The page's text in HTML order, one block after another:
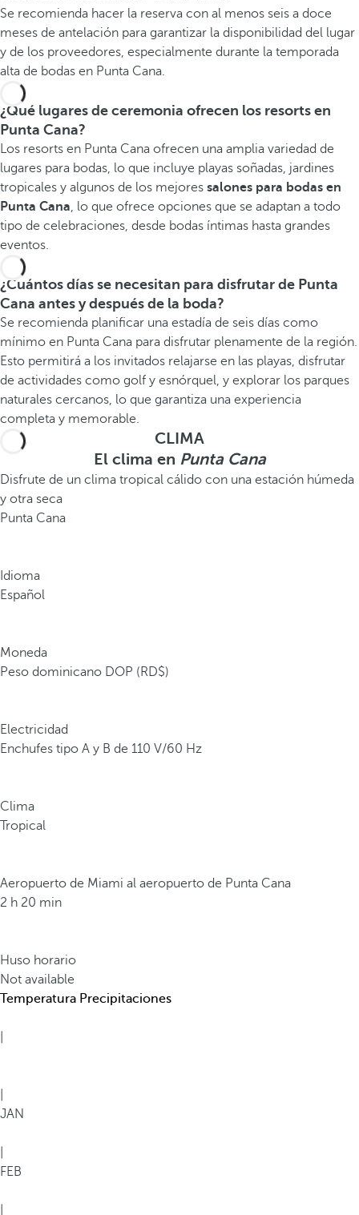
Se recomienda hacer la reserva con al menos seis a doce
meses de antelación para garantizar la disponibilidad del lugar
y de los proveedores, especialmente durante la temporada
alta de bodas en Punta Cana.
¿Qué lugares de ceremonia ofrecen los resorts en
Punta Cana?
Los resorts en Punta Cana ofrecen una amplia variedad de
lugares para bodas, lo que incluye playas soñadas, jardines
tropicales y algunos de los mejores salones para bodas en
Punta Cana, lo que ofrece opciones que se adaptan a todo
tipo de celebraciones, desde bodas íntimas hasta grandes
eventos.
¿Cuántos días se necesitan para disfrutar de Punta
Cana antes y después de la boda?
Se recomienda planificar una estadía de seis días como
mínimo en Punta Cana para disfrutar plenamente de la región.
Esto permitirá a los invitados relajarse en las playas, disfrutar
de actividades como golf y esnórquel, y explorar los parques
naturales cercanos, lo que garantiza una experiencia
completa y memorable.
CLIMA
El clima en Punta Cana
Disfrute de un clima tropical cálido con una estación húmeda
y otra seca
Punta Cana
Idioma
Español
Moneda
Peso dominicano DOP (RD$)
Electricidad
Enchufes tipo A y B de 110 V/60 Hz
Clima
Tropical
Aeropuerto de Miami al aeropuerto de Punta Cana
2 h 20 min
Huso horario
Not available
Temperatura Precipitaciones
JAN
FEB